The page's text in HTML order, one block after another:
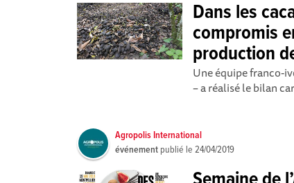
Dans les
compromis
production
Une équipe franco-
– a réalisé le bilan
Agropolis International
événement publié le24/04/2019